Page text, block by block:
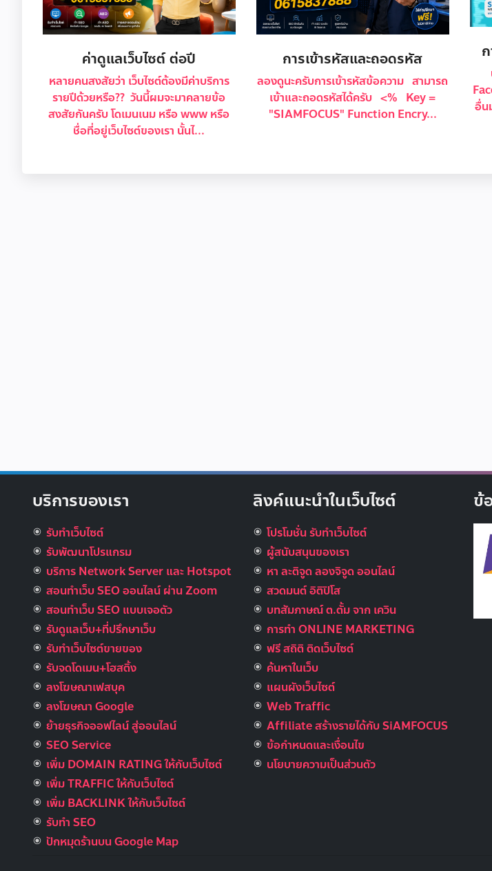
ค่าดูแลเว็บไซต์ ต่อปี
หลายคนสงสัยว่า เว็บไซต์ต้องมีค่าบริการ
รายปีด้วยหรือ?? วันนี้ผมจะมาคลายข้อ
สงสัยกันครับ โดเมนเนม หรือ www หรือ
ชื่อที่อยู่เว็บไซต์ของเรา นั้นไ...
การเข้ารหัสและถอดรหัส
ลองดูนะครับการเข้ารหัสข้อความ สามารถ
เข้าและถอดรหัสได้ครับ <% Key =
"SIAMFOCUS" Function Encry...
อื่น
บริการของเรา
รับทำเว็บไซต์
รับพัฒนาโปรแกรม
บริการ Network Server และ Hotspot
สอนทำเว็บ SEO ออนไลน์ ผ่าน Zoom
สอนทำเว็บ SEO แบบเจอตัว
รับดูแลเว็บ+ที่ปรึกษาเว็บ
รับทําเว็บไซต์ขายของ
รับจดโดเมน+โฮสติ้ง
ลงโฆษณาเฟสบุค
ลงโฆษณา Google
ย้ายธุรกิจออฟไลน์ สู่ออนไลน์
SEO Service
เพิ่ม DOMAIN RATING ให้กับเว็บไซต์
เพิ่ม TRAFFIC ให้กับเว็บไซต์
เพิ่ม BACKLINK ให้กับเว็บไซต์
รับทำ SEO
ปักหมุดร้านบน Google Map
ลิงค์แนะนำในเว็บไซต์
โปรโมชั่น รับทำเว็บไซต์
ผู้สนับสนุนของเรา
หา ละติจูด ลองจิจูด ออนไลน์
สวดมนต์ อิติปิโส
บทสัมภาษณ์ ต.ตั้ม จาก เควิน
การทำ ONLINE MARKETING
ฟรี สถิติ ติดเว็บไซต์
ค้นหาในเว็บ
แผนผังเว็บไซต์
Web Traffic
Affiliate สร้างรายได้กับ SiAMFOCUS
ข้อกำหนดและเงื่อนไข
นโยบายความเป็นส่วนตัว
ข้